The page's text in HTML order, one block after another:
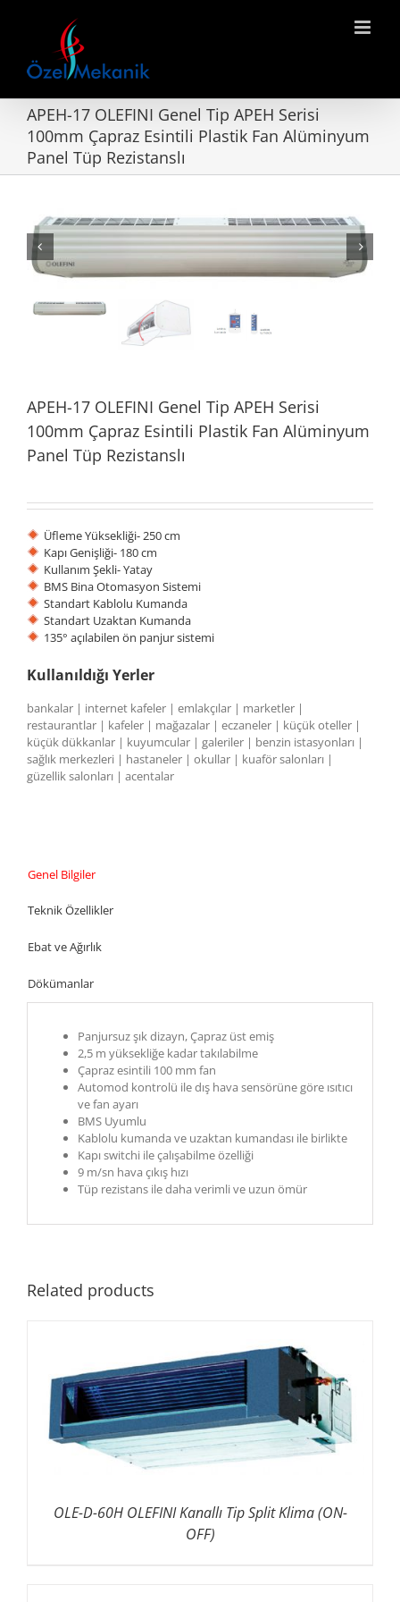
APEH-17 OLEFINI Genel Tip APEH Serisi
100mm Çapraz Esintili Plastik Fan Alüminyum
Panel Tüp Rezistanslı
 
APEH-17 OLEFINI Genel Tip APEH Serisi
100mm Çapraz Esintili Plastik Fan Alüminyum
Panel Tüp Rezistanslı
Üfleme Yüksekliği- 250 cm
Kapı Genişliği- 180 cm
Kullanım Şekli- Yatay
BMS Bina Otomasyon Sistemi
Standart Kablolu Kumanda
Standart Uzaktan Kumanda
135° açılabilen ön panjur sistemi
Kullanıldığı Yerler
bankalar | internet kafeler | emlakçılar | marketler |
restaurantlar | kafeler | mağazalar | eczaneler | küçük oteller |
küçük dükkanlar | kuyumcular | galeriler | benzin istasyonları |
sağlık merkezleri | hastaneler | okullar | kuaför salonları |
güzellik salonları | acentalar
Genel Bilgiler
Teknik Özellikler
Ebat ve Ağırlık
Dökümanlar
Panjursuz şık dizayn, Çapraz üst emiş
2,5 m yüksekliğe kadar takılabilme
Çapraz esintili 100 mm fan
Automod kontrolü ile dış hava sensörüne göre ısıtıcı
ve fan ayarı
BMS Uyumlu
Kablolu kumanda ve uzaktan kumandası ile birlikte
Kapı switchi ile çalışabilme özelliği
9 m/sn hava çıkış hızı
Tüp rezistans ile daha verimli ve uzun ömür
Related products
OLE-D-60H OLEFINI Kanallı Tip Split Klima (ON-
OFF)